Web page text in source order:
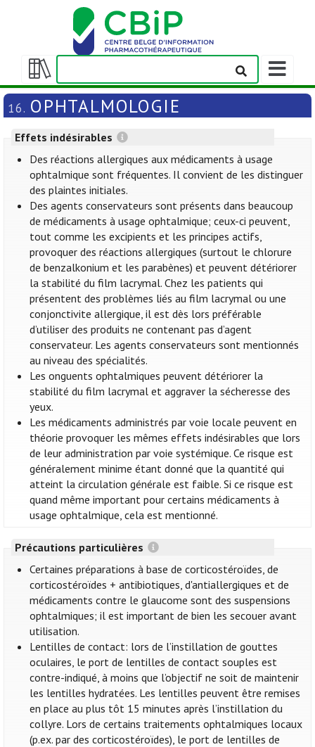
Afficher/masquer
la
table
matières
Afficher/
la
barre
navigation
16. OPHTALMOLOGIE
Effets indésirables
Des réactions allergiques aux médicaments à usage
ophtalmique sont fréquentes. Il convient de les distinguer
des plaintes initiales.
Des agents conservateurs sont présents dans beaucoup
de médicaments à usage ophtalmique; ceux-ci peuvent,
tout comme les excipients et les principes actifs,
provoquer des réactions allergiques (surtout le chlorure
de benzalkonium et les parabènes) et peuvent détériorer
la stabilité du film lacrymal. Chez les patients qui
présentent des problèmes liés au film lacrymal ou une
conjonctivite allergique, il est dès lors préférable
d’utiliser des produits ne contenant pas d’agent
conservateur. Les agents conservateurs sont mentionnés
au niveau des spécialités.
Les onguents ophtalmiques peuvent détériorer la
stabilité du film lacrymal et aggraver la sécheresse des
yeux.
Les médicaments administrés par voie locale peuvent en
théorie provoquer les mêmes effets indésirables que lors
de leur administration par voie systémique. Ce risque est
généralement minime étant donné que la quantité qui
atteint la circulation générale est faible. Si ce risque est
quand même important pour certains médicaments à
usage ophtalmique, cela est mentionné.
Précautions particulières
Certaines préparations à base de corticostéroïdes, de
corticostéroïdes + antibiotiques, d'antiallergiques et de
médicaments contre le glaucome sont des suspensions
ophtalmiques; il est important de bien les secouer avant
utilisation.
Lentilles de contact: lors de l’instillation de gouttes
oculaires, le port de lentilles de contact souples est
contre-indiqué, à moins que l’objectif ne soit de maintenir
les lentilles hydratées. Les lentilles peuvent être remises
en place au plus tôt 15 minutes après l’instillation du
collyre. Lors de certains traitements ophtalmiques locaux
(p.ex. par des corticostéroïdes), le port de lentilles de